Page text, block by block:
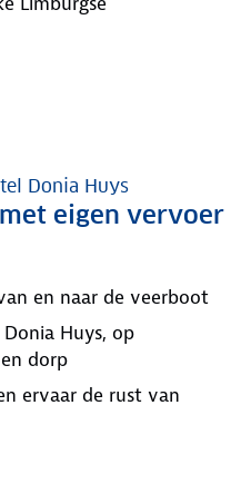
Donia Huys
eigen vervoer
en naar de veerboot
Huys, op
dorp
ervaar de rust van